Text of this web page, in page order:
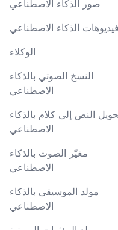
صور الذكاء الاصطناعي
فيديوهات الذكاء الاصطناعي
الوكلاء
النسخ الصوتي بالذكاء
الاصطناعي
النص إلى كلام بالذكاء
الاصطناعي
مغيّر الصوت بالذكاء
الاصطناعي
مولد الموسيقى بالذكاء
الاصطناعي